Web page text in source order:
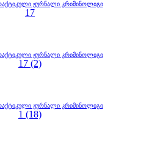
ჟურნალი კრიმინოლიგი
17
ჟურნალი კრიმინოლიგი
17 (2)
ჟურნალი კრიმინოლიგი
1 (18)